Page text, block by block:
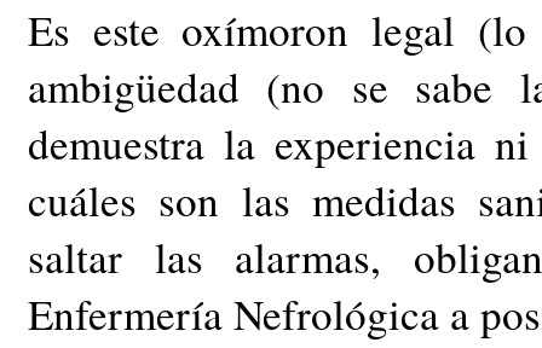
Es este oxímoron legal
ambigüedad (no se sabe
demuestra la experiencia
cuáles son las medidas
saltar las alarmas,
Enfermería Nefrológica a